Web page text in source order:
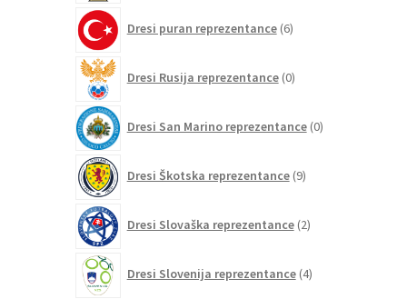
Dresi puran reprezentance 6izdelkov
Dresi Rusija reprezentance 0izdelkov
Dresi San Marino reprezentance 0izdelkov
Dresi Škotska reprezentance 9izdelkov
Dresi Slovaška reprezentance 2izdelka
Dresi Slovenija reprezentance 4izdelki